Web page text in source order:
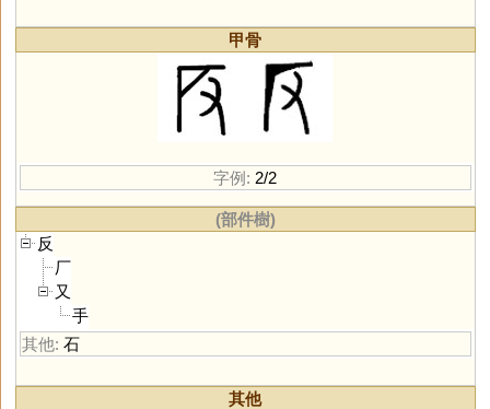
甲骨
字例: 2/2
(部件樹)
反
厂
又
手
其他: 石
其他